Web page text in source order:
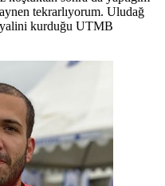
tekrarlıyorum. Uludağ
kurduğu UTMB